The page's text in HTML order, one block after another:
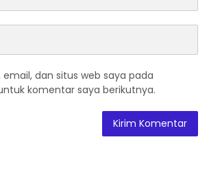
dan situs web saya pada
komentar saya berikutnya.